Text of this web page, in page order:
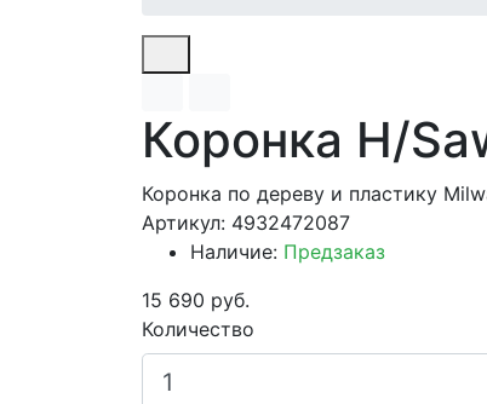
Коронка H/
Коронка по дереву и пластику
Артикул: 4932472087
Наличие: Предзаказ
15 690 руб.
Количество